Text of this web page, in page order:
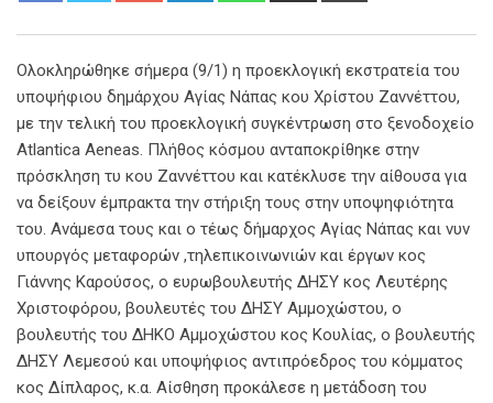
Ολοκληρώθηκε σήμερα (9/1) η προεκλογική εκστρατεία του
υποψήφιου δημάρχου Αγίας Νάπας κου Χρίστου Ζαννέττου,
με την τελική του προεκλογική συγκέντρωση στο ξενοδοχείο
Atlantica Aeneas. Πλήθος κόσμου ανταποκρίθηκε στην
πρόσκληση τυ κου Ζαννέττου και κατέκλυσε την αίθουσα για
να δείξουν έμπρακτα την στήριξη τους στην υποψηφιότητα
του. Ανάμεσα τους και ο τέως δήμαρχος Αγίας Νάπας και νυν
υπουργός μεταφορών ,τηλεπικοινωνιών και έργων κος
Γιάννης Καρούσος, ο ευρωβουλευτής ΔΗΣΥ κος Λευτέρης
Χριστοφόρου, βουλευτές του ΔΗΣΥ Αμμοχώστου, ο
βουλευτής του ΔΗΚΟ Αμμοχώστου κος Κουλίας, ο βουλευτής
ΔΗΣΥ Λεμεσού και υποψήφιος αντιπρόεδρος του κόμματος
κος Δίπλαρος, κ.α. Αίσθηση προκάλεσε η μετάδοση του